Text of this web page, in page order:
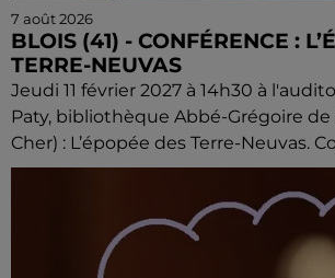
7 août 2026
BLOIS (41) - CONFÉRENCE :
TERRE-NEUVAS
Jeudi 11 février 2027 à 14h30 à
Paty, bibliothèque Abbé-Grégoire de
Cher) : L’épopée des Terre-Neuvas.